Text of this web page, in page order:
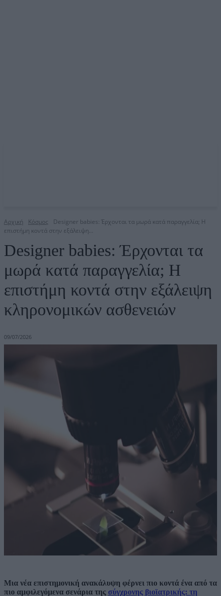
Αρχική Κόσμος
Designer babies: Έρχονται τα μωρά κατά παραγγελία; Η
επιστήμη κοντά στην εξάλειψη...
Designer babies: Έρχονται τα
μωρά κατά παραγγελία; Η
επιστήμη κοντά στην εξάλειψη
κληρονομικών ασθενειών
09/07/2026
Μια νέα επιστημονική ανακάλυψη φέρνει πιο κοντά ένα από τα
πιο αμφιλεγόμενα σενάρια της σύγχρονης βιοϊατρικής: τη